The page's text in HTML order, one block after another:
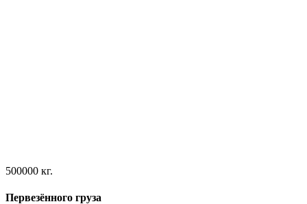
500000 кг.
Первезённого груза